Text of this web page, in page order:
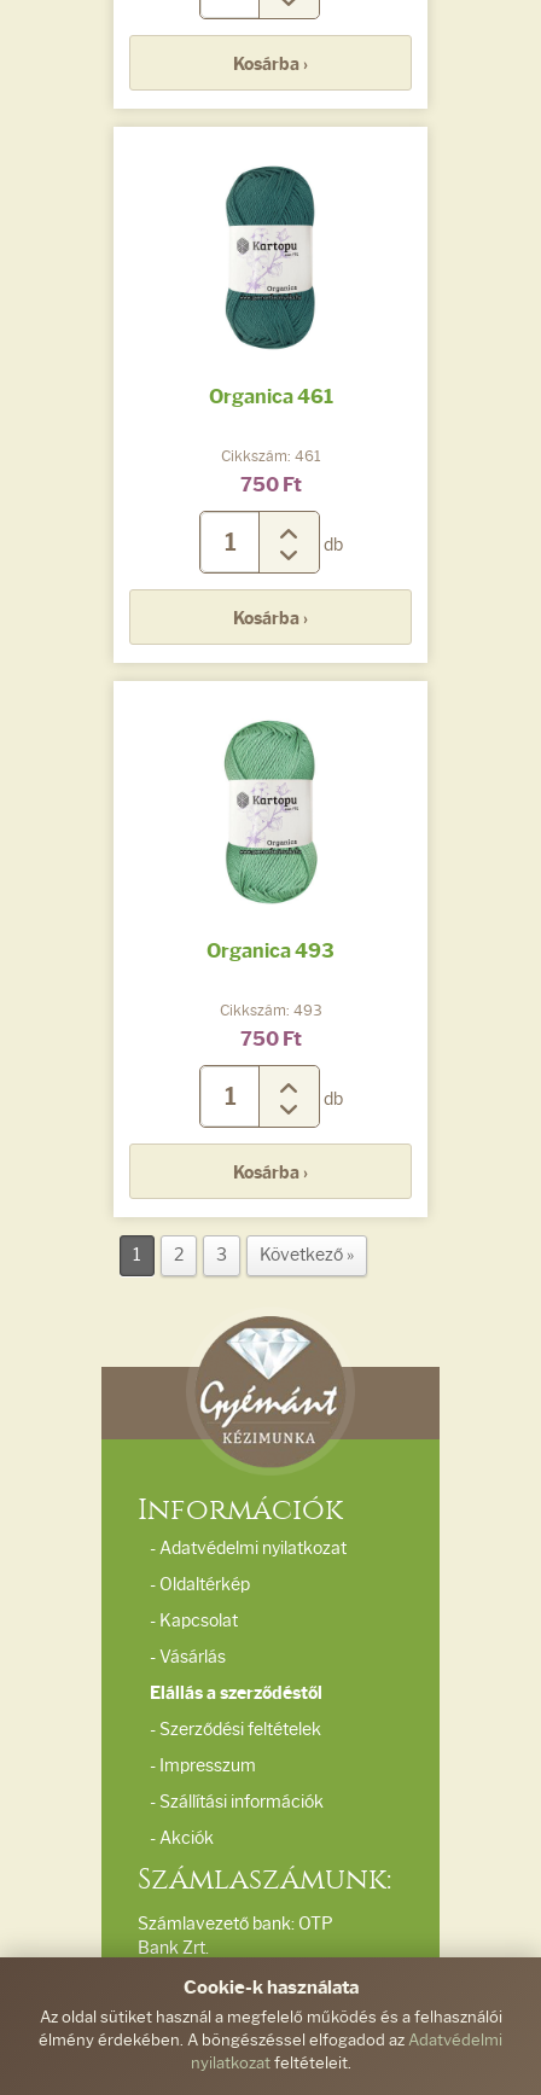
Kosárba ›
Organica 461
Cikkszám: 461
750 Ft
db
Kosárba ›
Organica 493
Cikkszám: 493
750 Ft
db
Kosárba ›
1 2 3 Következő »
Információk
- Adatvédelmi nyilatkozat
- Oldaltérkép
- Kapcsolat
- Vásárlás
Elállás a szerződéstől
- Szerződési feltételek
- Impresszum
- Szállítási információk
- Akciók
Számlaszámunk:
Számlavezető bank: OTP
Bank Zrt.
Bankszámlaszám:
11732040-20039510
Elérhetőségeink:
Ferdinánd és Társa
Cookie-k használata
Az oldal sütiket használ a megfelelő működés és a felhasználói
élmény érdekében. A böngészéssel elfogadod az Adatvédelmi
nyilatkozatfeltételeit.